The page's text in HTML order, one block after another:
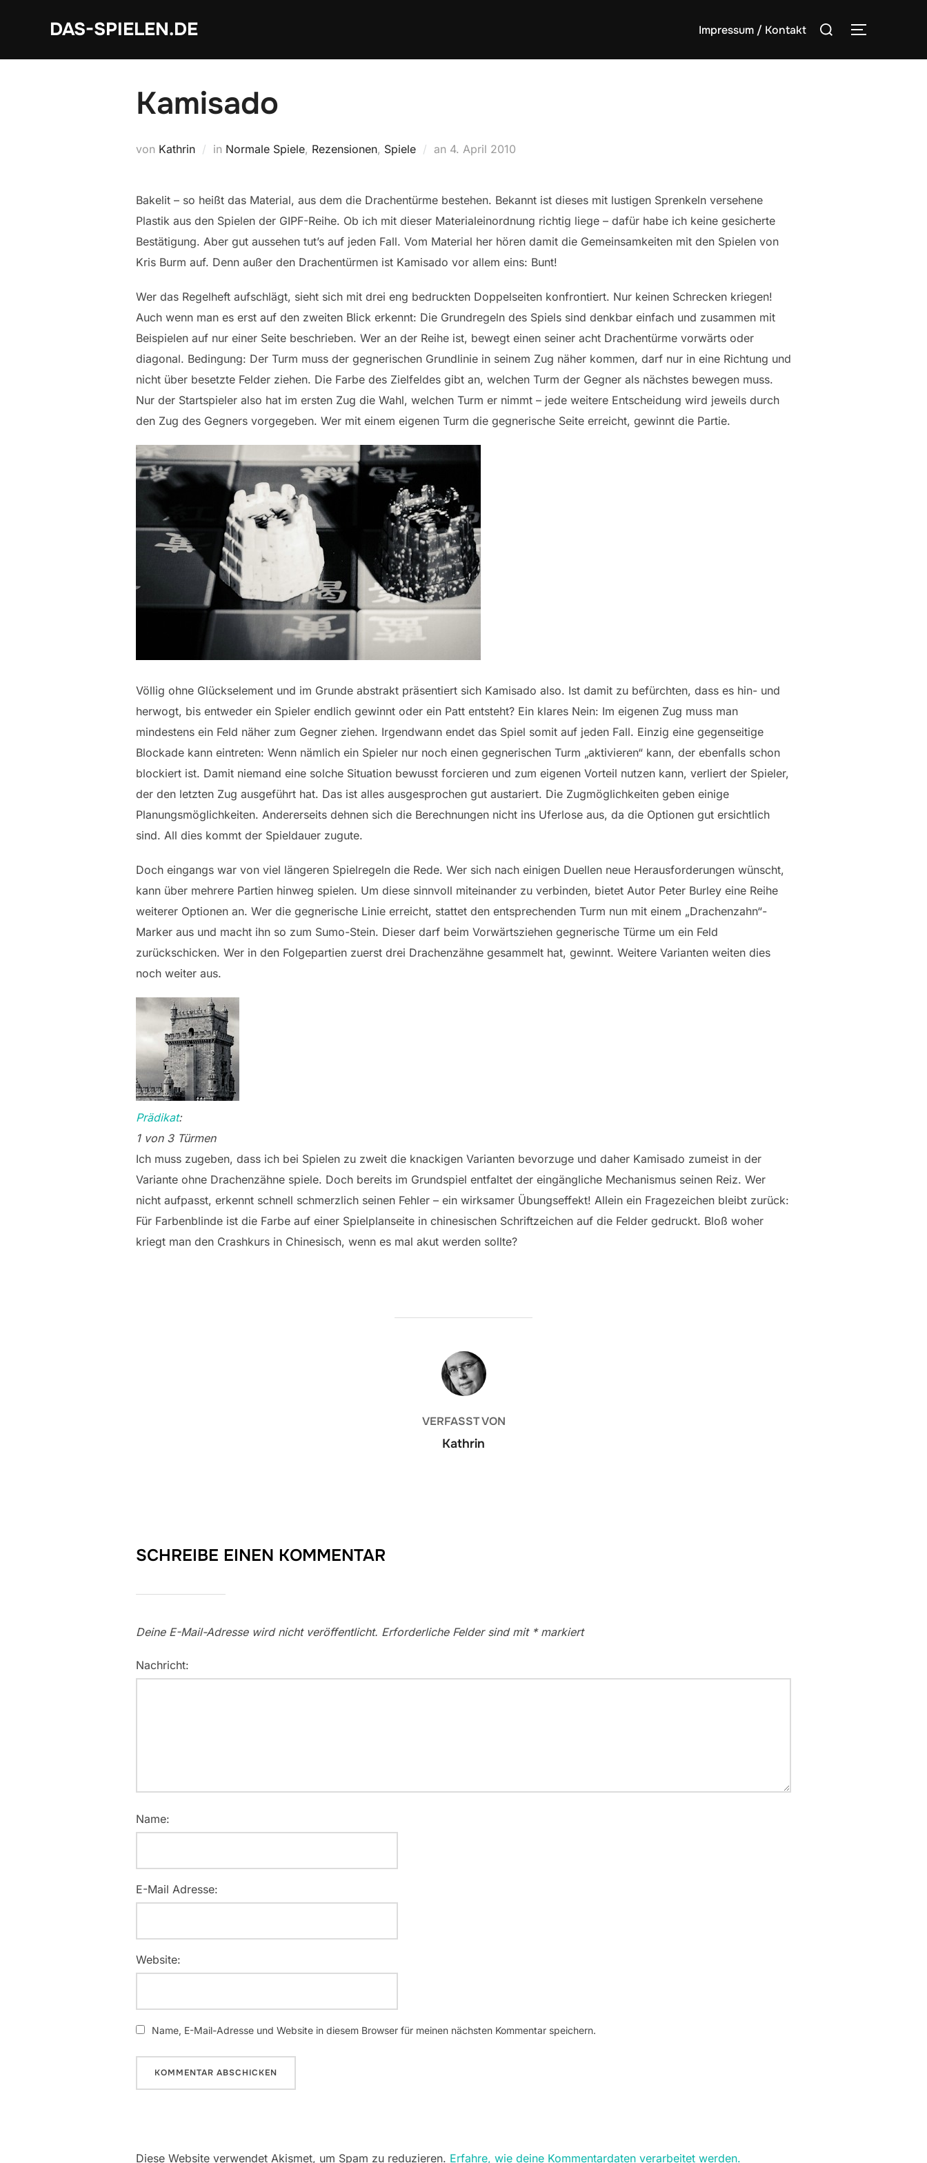
DAS-SPIELEN.DE Impressum / Kontakt
Suchen
Kamisado
von Kathrin in Normale Spiele, Rezensionen, Spiele an Veröffentlicht
4. April 2010
Bakelit – so heißt das Material, aus dem die Drachentürme bestehen. Bekannt ist dieses mit lustigen Sprenkeln versehene
Plastik aus den Spielen der GIPF-Reihe. Ob ich mit dieser Materialeinordnung richtig liege – dafür habe ich keine gesicherte
Bestätigung. Aber gut aussehen tut’s auf jeden Fall. Vom Material her hören damit die Gemeinsamkeiten mit den Spielen von
Kris Burm auf. Denn außer den Drachentürmen ist Kamisado vor allem eins: Bunt!
Wer das Regelheft aufschlägt, sieht sich mit drei eng bedruckten Doppelseiten konfrontiert. Nur keinen Schrecken kriegen!
Auch wenn man es erst auf den zweiten Blick erkennt: Die Grundregeln des Spiels sind denkbar einfach und zusammen mit
Beispielen auf nur einer Seite beschrieben. Wer an der Reihe ist, bewegt einen seiner acht Drachentürme vorwärts oder
diagonal. Bedingung: Der Turm muss der gegnerischen Grundlinie in seinem Zug näher kommen, darf nur in eine Richtung und
nicht über besetzte Felder ziehen. Die Farbe des Zielfeldes gibt an, welchen Turm der Gegner als nächstes bewegen muss.
Nur der Startspieler also hat im ersten Zug die Wahl, welchen Turm er nimmt – jede weitere Entscheidung wird jeweils durch
den Zug des Gegners vorgegeben. Wer mit einem eigenen Turm die gegnerische Seite erreicht, gewinnt die Partie.
Völlig ohne Glückselement und im Grunde abstrakt präsentiert sich Kamisado also. Ist damit zu befürchten, dass es hin- und
herwogt, bis entweder ein Spieler endlich gewinnt oder ein Patt entsteht? Ein klares Nein: Im eigenen Zug muss man
mindestens ein Feld näher zum Gegner ziehen. Irgendwann endet das Spiel somit auf jeden Fall. Einzig eine gegenseitige
Blockade kann eintreten: Wenn nämlich ein Spieler nur noch einen gegnerischen Turm „aktivieren“ kann, der ebenfalls schon
blockiert ist. Damit niemand eine solche Situation bewusst forcieren und zum eigenen Vorteil nutzen kann, verliert der Spieler,
der den letzten Zug ausgeführt hat. Das ist alles ausgesprochen gut austariert. Die Zugmöglichkeiten geben einige
Planungsmöglichkeiten. Andererseits dehnen sich die Berechnungen nicht ins Uferlose aus, da die Optionen gut ersichtlich
sind. All dies kommt der Spieldauer zugute.
Doch eingangs war von viel längeren Spielregeln die Rede. Wer sich nach einigen Duellen neue Herausforderungen wünscht,
kann über mehrere Partien hinweg spielen. Um diese sinnvoll miteinander zu verbinden, bietet Autor Peter Burley eine Reihe
weiterer Optionen an. Wer die gegnerische Linie erreicht, stattet den entsprechenden Turm nun mit einem „Drachenzahn“-
Marker aus und macht ihn so zum Sumo-Stein. Dieser darf beim Vorwärtsziehen gegnerische Türme um ein Feld
zurückschicken. Wer in den Folgepartien zuerst drei Drachenzähne gesammelt hat, gewinnt. Weitere Varianten weiten dies
noch weiter aus.
Prädikat:
1 von 3 Türmen
Ich muss zugeben, dass ich bei Spielen zu zweit die knackigen Varianten bevorzuge und daher Kamisado zumeist in der
Variante ohne Drachenzähne spiele. Doch bereits im Grundspiel entfaltet der eingängliche Mechanismus seinen Reiz. Wer
nicht aufpasst, erkennt schnell schmerzlich seinen Fehler – ein wirksamer Übungseffekt! Allein ein Fragezeichen bleibt zurück:
Für Farbenblinde ist die Farbe auf einer Spielplanseite in chinesischen Schriftzeichen auf die Felder gedruckt. Bloß woher
kriegt man den Crashkurs in Chinesisch, wenn es mal akut werden sollte?
BEITRAGSAUTOR
VERFASST VON
Kathrin
SCHREIBE EINEN KOMMENTAR
Deine E-Mail-Adresse wird nicht veröffentlicht. Erforderliche Felder sind mit *markiert
Nachricht:
Name:
E-Mail Adresse:
Website:
Name, E-Mail-Adresse und Website in diesem Browser für meinen nächsten Kommentar speichern.
Diese Website verwendet Akismet, um Spam zu reduzieren. Erfahre, wie deine Kommentardaten verarbeitet werden.